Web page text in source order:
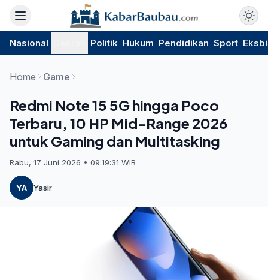
Nasional Politik Hukum Pendidikan Sport
Home Game
Redmi Note 15 5G hingga Poco
Terbaru, 10 HP Mid-Range 2026
untuk Gaming dan Multitasking
Rabu, 17 Juni 2026 • 09:19:31 WIB
YA Yasir